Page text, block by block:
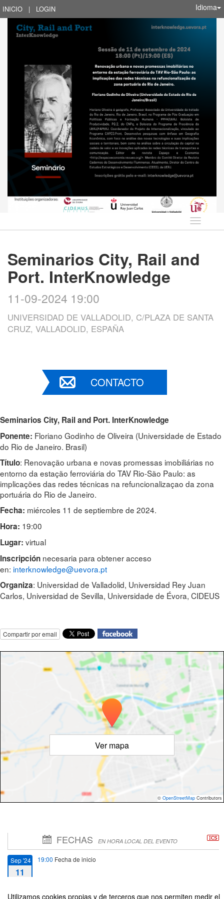
Utilizamos cookies propias y de terceros que nos permiten medir el
INICIO | LOGIN Idioma
Idioma
Seminarios City, Rail and
Port. InterKnowledge
11-09-2024 19:00
UNIVERSIDAD DE VALLADOLID, C/PLAZA DE SANTA
CRUZ, VALLADOLID, ESPAÑA
CONTACTO
Seminarios City, Rail and Port. InterKnowledge
Ponente: Floriano Godinho de Oliveira (Universidade de Estado
do Rio de Janeiro. Brasil)
Título: Renovação urbana e novas promessas imobiliárias no
entorno da estação ferroviária do TAV Rio-São Paulo: as
implicações das redes técnicas na refuncionalizaçao da zona
portuária do Rio de Janeiro.
Fecha: miércoles 11 de septiembre de 2024.
Hora: 19:00
Lugar: virtual
Inscripción necesaria para obtener acceso
en: interknowledge@uevora.pt
Organiza: Universidad de Valladolid, Universidad Rey Juan
Carlos, Universidad de Sevilla, Universidade de Évora, CIDEUS
Compartir por email
Ver mapa
© OpenStreetMap Contributors
FECHAS EN HORA LOCAL DEL EVENTO
Sep '24
11
19:00 Fecha de inicio
Sep '24 20:30Fecha de fin